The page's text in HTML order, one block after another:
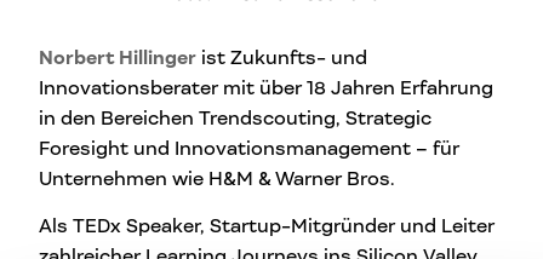
Norbert Hillinger ist Zukunfts- und
Innovationsberater mit über 18 Jahren Erfahrung
in den Bereichen Trendscouting, Strategic
Foresight und Innovationsmanagement – für
Unternehmen wie H&M & Warner Bros.
Als TEDx Speaker, Startup-Mitgründer und Leiter